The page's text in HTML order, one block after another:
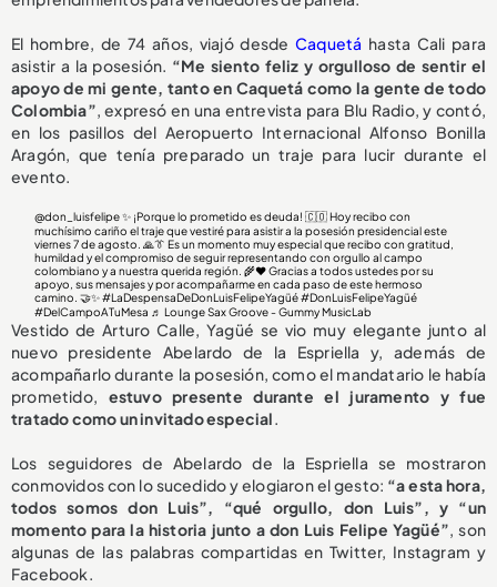
El hombre, de 74 años, viajó desdeCaquetá hasta Cali para
asistir a la posesión. “Me siento feliz y orgulloso de sentir el
apoyo de mi gente, tanto en Caquetá como la gente de todo
Colombia”, expresó en una entrevista para Blu Radio, y contó,
en los pasillos del Aeropuerto Internacional Alfonso Bonilla
Aragón, que tenía preparado un traje para lucir durante el
evento.
@don_luisfelipe✨ ¡Porque lo prometido es deuda! 🇨🇴 Hoy recibo con
muchísimo cariño el traje que vestiré para asistir a la posesión presidencial este
viernes 7 de agosto. 🙏👔 Es un momento muy especial que recibo con gratitud,
humildad y el compromiso de seguir representando con orgullo al campo
colombiano y a nuestra querida región. 🌾❤️ Gracias a todos ustedes por su
apoyo, sus mensajes y por acompañarme en cada paso de este hermoso
camino. 🤝✨#LaDespensaDeDonLuisFelipeYagüé #DonLuisFelipeYagüé
#DelCampoATuMesa ♬ Lounge Sax Groove - Gummy MusicLab
Vestido de Arturo Calle, Yagüé se vio muy elegante junto al
nuevo presidente Abelardo de la Espriella y, además de
acompañarlo durante la posesión, como el mandatario le había
prometido, estuvo presente durante el juramento y fue
tratado como un invitado especial.
Los seguidores de Abelardo de la Espriella se mostraron
conmovidos con lo sucedido y elogiaron el gesto: “a esta hora,
todos somos don Luis”, “qué orgullo, don Luis”, y “un
momento para la historia junto a don Luis Felipe Yagüé”, son
algunas de las palabras compartidas en Twitter, Instagram y
Facebook.